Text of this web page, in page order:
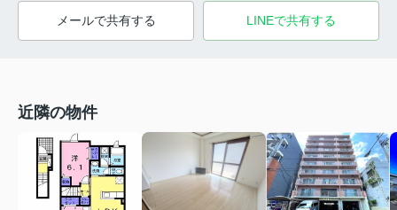
メールで共有する LINEで共有する
近隣の物件